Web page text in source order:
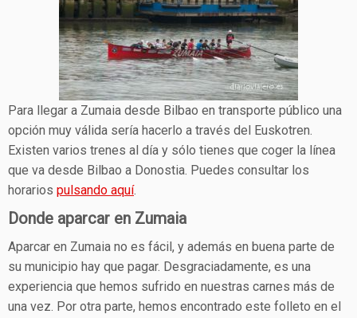
Para llegar a Zumaia desde Bilbao en transporte público una
opción muy válida sería hacerlo a través del Euskotren.
Existen varios trenes al día y sólo tienes que coger la línea
que va desde Bilbao a Donostia. Puedes consultar los
horarios pulsando aquí.
Donde aparcar en Zumaia
Aparcar en Zumaia no es fácil, y además en buena parte de
su municipio hay que pagar. Desgraciadamente, es una
experiencia que hemos sufrido en nuestras carnes más de
una vez. Por otra parte, hemos encontrado este folleto en el